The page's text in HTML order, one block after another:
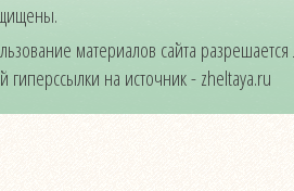
материалов сайта
гиперссылки на источник - zheltaya.ru